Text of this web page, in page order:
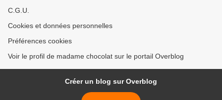
C.G.U.
Cookies et données personnelles
Préférences cookies
Voir le profil de madame chocolat sur le portail Overblog
Créer un blog sur Overblog